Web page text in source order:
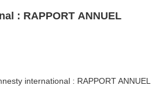
: RAPPORT ANNUEL